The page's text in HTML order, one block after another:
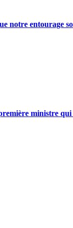
notre entourage
ministre